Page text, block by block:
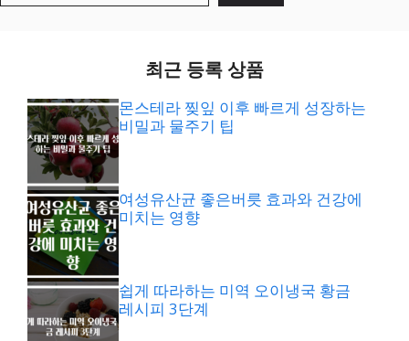
최근 등록 상품
몬스테라 찢잎 이후 빠르게 성장하는
비밀과 물주기 팁
여성유산균 좋은버릇 효과와 건강에
미치는 영향
쉽게 따라하는 미역 오이냉국 황금
레시피 3단계